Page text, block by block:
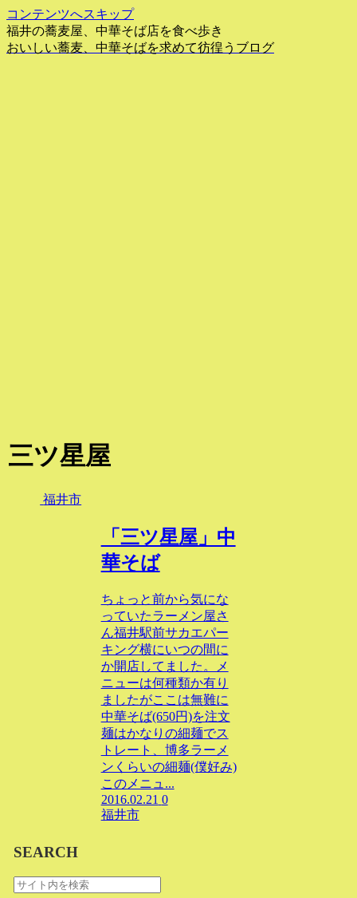
コンテンツへスキップ
福井の蕎麦屋、中華そば店を食べ歩き
おいしい蕎麦、中華そばを求めて彷徨うブログ
三ツ星屋
福井市
「三ツ星屋」中
華そば
ちょっと前から気にな
っていたラーメン屋さ
ん福井駅前サカエパー
キング横にいつの間に
か開店してました。メ
ニューは何種類か有り
ましたがここは無難に
中華そば(650円)を注文
麺はかなりの細麺でス
トレート、博多ラーメ
ンくらいの細麺(僕好み)
このメニュ...
2016.02.21 0
福井市
SEARCH